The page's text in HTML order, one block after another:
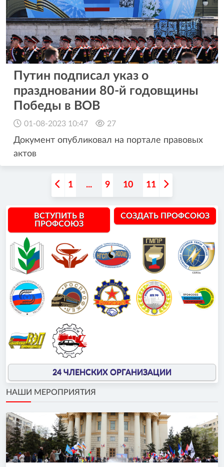
Путин подписал указ о
праздновании 80-й годовщины
Победы в ВОВ
01-08-2023 10:47 27
Документ опубликовал на портале правовых
актов
1 ... 9 10 11
ВСТУПИТЬ В
ПРОФСОЮЗ
СОЗДАТЬ ПРОФСОЮЗ
24 ЧЛЕНСКИХ ОРГАНИЗАЦИИ
НАШИ МЕРОПРИЯТИЯ